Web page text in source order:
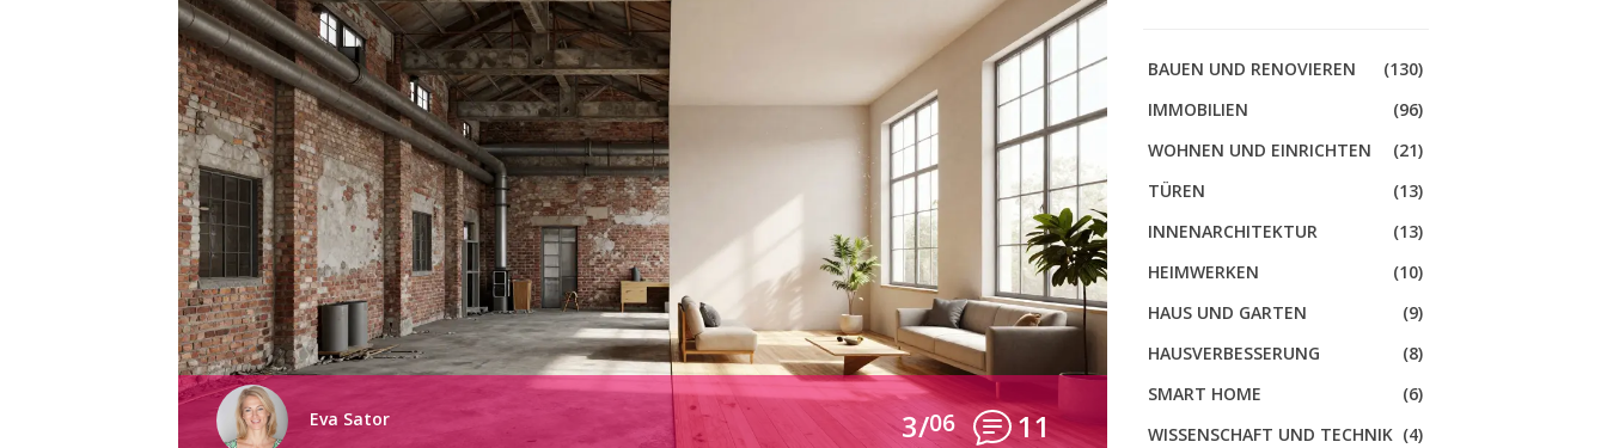
Eva Sator 3/06 11
BAUEN UND RENOVIEREN
(130)
IMMOBILIEN
(96)
WOHNEN UND EINRICHTEN
(21)
TÜREN
(13)
INNENARCHITEKTUR
(13)
HEIMWERKEN
(10)
HAUS UND GARTEN
(9)
HAUSVERBESSERUNG
(8)
SMART HOME
(6)
WISSENSCHAFT UND TECHNIK (4)